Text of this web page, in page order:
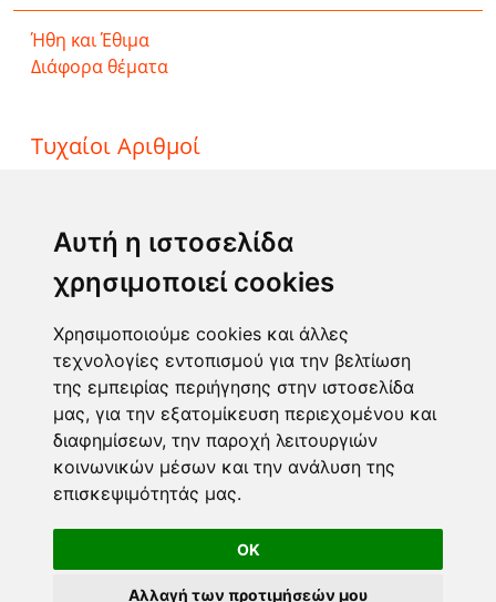
Αυτή η ιστοσελίδα
χρησιμοποιεί cookies
Χρησιμοποιούμε cookies και άλλες
τεχνολογίες εντοπισμού για την βελτίωση
της εμπειρίας περιήγησης στην ιστοσελίδα
μας, για την εξατομίκευση περιεχομένου και
διαφημίσεων, την παροχή λειτουργιών
κοινωνικών μέσων και την ανάλυση της
επισκεψιμότητάς μας.
OK
Αλλαγή των προτιμήσεών μου
Ήθη και Έθιμα
Διάφορα θέματα
Τυχαίοι Αριθμοί
ΛΟΤΤΟ
ΚΙΝΟ
EXTRA 5
Επικοινωνία
Φόρμα επικοινωνίας
info@taromanteia.gr
Όροι Χρήσης & Πολιτική Απορρήτου